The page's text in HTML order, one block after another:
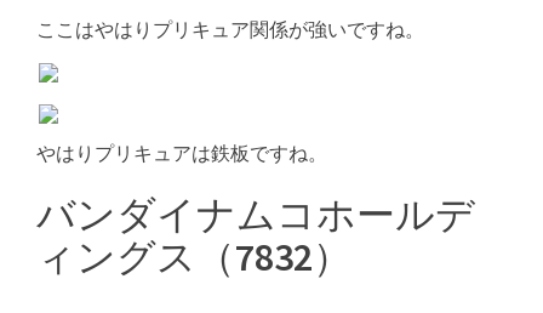
ここはやはりプリキュア関係が強いですね。
やはりプリキュアは鉄板ですね。
バンダイナムコホールデ
ィングス（7832）